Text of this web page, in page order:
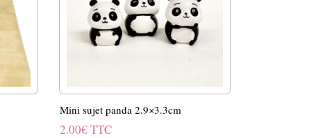
Mini sujet panda 2.9×3.3cm
2.00€TTC